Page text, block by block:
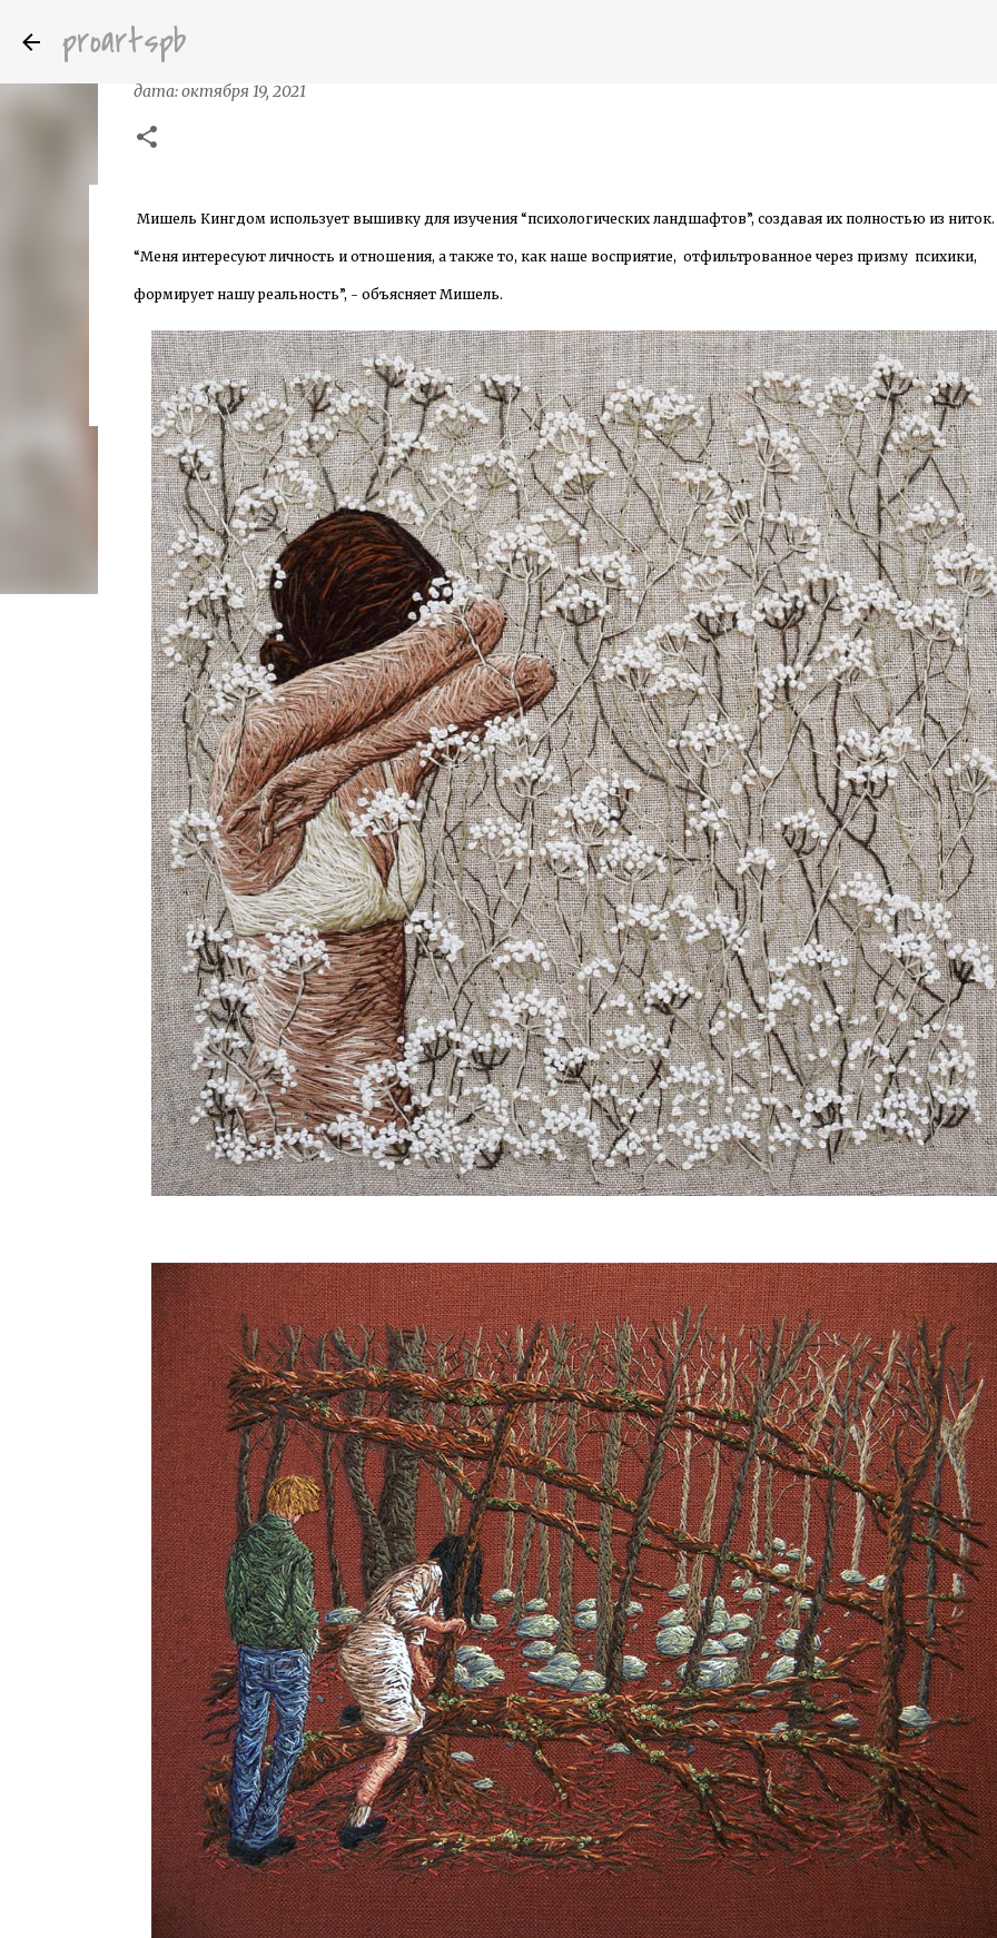
proartspb
Бумажные скульптуры канадского художника Келвина Николса (Calvin Nicholls)
дата:октября 14, 2022
дата:октября 19, 2021
Мишель Кингдом использует вышивку для изучения “психологических ландшафтов”, создавая их полностью из ниток.
“Меня интересуют личность и отношения, а также то, как наше восприятие, отфильтрованное через призму психики,
формирует нашу реальность”, - объясняет Мишель.